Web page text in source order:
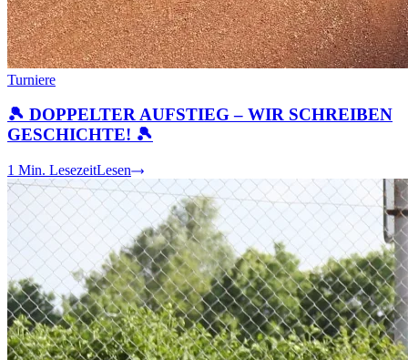
Turniere
🎾 DOPPELTER AUFSTIEG – WIR SCHREIBEN
GESCHICHTE! 🎾
1 Min. LesezeitLesen